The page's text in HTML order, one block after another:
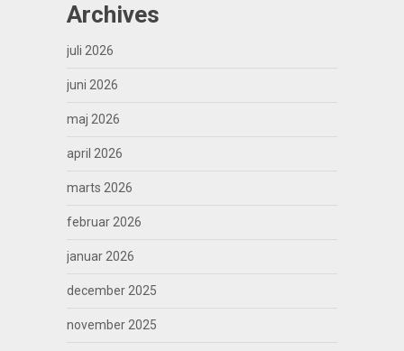
Archives
juli 2026
juni 2026
maj 2026
april 2026
marts 2026
februar 2026
januar 2026
december 2025
november 2025